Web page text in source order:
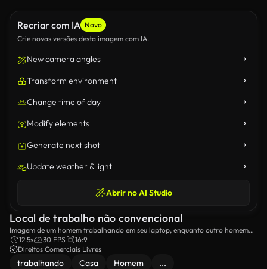
Recriar com IA Novo
Crie novas versões desta imagem com IA.
New camera angles
Transform environment
Change time of day
Modify elements
Generate next shot
Update weather & light
Abrir no AI Studio
Local de trabalho não convencional
Imagem de um homem trabalhando em seu laptop, enquanto outro homem
passa pela câmera enquanto fala no telefone.
12.5s 30 FPS
16:9
Direitos Comerciais Livres
trabalhando Casa Homem ...